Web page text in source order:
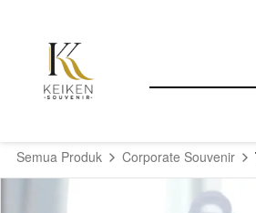
Semua Produk Corporate Souvenir